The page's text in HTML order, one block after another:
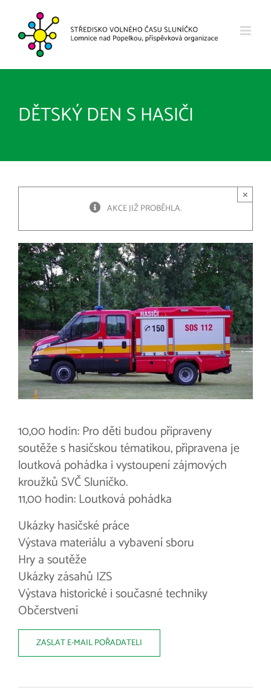
obsah
DĚTSKÝ DEN S HASIČI
AKCE JIŽ PROBĚHLA.
×
10,00 hodin: Pro děti budou připraveny
soutěže s hasičskou tématikou, připravena je
loutková pohádka i vystoupení zájmových
kroužků SVČ Sluníčko.
11,00 hodin: Loutková pohádka
Ukázky hasičské práce
Výstava materiálu a vybavení sboru
Hry a soutěže
Ukázky zásahů IZS
Výstava historické i současné techniky
Občerstvení
ZASLAT E-MAIL POŘADATELI